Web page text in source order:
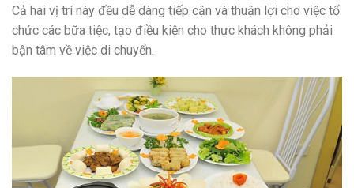
Cả hai vị trí này đều dễ dàng tiếp cận và thuận lợi cho việc tổ
chức các bữa tiệc, tạo điều kiện cho thực khách không phải
bận tâm về việc di chuyển.